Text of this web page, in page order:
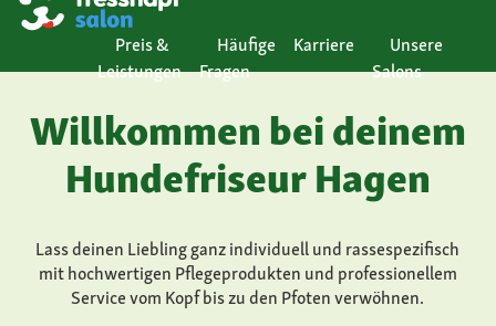
Preis &
Leistungen
Häufige
Fragen
Karriere
Unsere
Salons
Willkommen bei deinem
Hundefriseur Hagen
Lass deinen Liebling ganz individuell und rassespezifisch
mit hochwertigen Pflegeprodukten und professionellem
Service vom Kopf bis zu den Pfoten verwöhnen.